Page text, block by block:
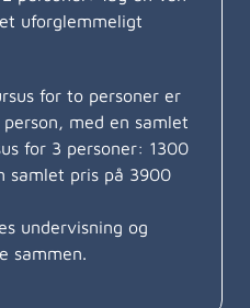
uforglemmeligt
for to personer er
med en samlet
for 3 personer: 1300
samlet pris på 3900
undervisning og
sammen.